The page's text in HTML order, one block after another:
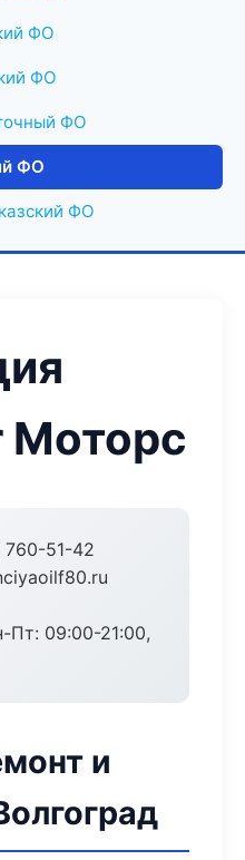
ФО
ФО
ФО
ФО
ФО
Моторс
51-42
Пт: 09:00-21:00,
и